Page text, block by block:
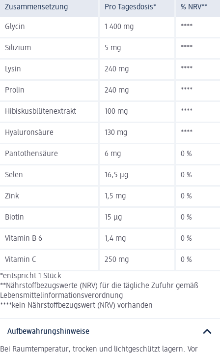
Zusammensetzung Pro Tagesdosis* % NRV**
Glycin 1 400 mg ****
Silizium 5 mg ****
Lysin 240 mg ****
Prolin 240 mg ****
Hibiskusblütenextrakt 100 mg ****
Hyaluronsäure 130 mg ****
Pantothensäure 6 mg 0 %
Selen 16,5 µg 0 %
Zink 1,5 mg 0 %
Biotin 15 µg 0 %
Vitamin B 6 1,4 mg 0 %
Vitamin C 250 mg 0 %
*entspricht 1 Stück
**Nährstoffbezugswerte (NRV) für die tägliche Zufuhr gemäß
Lebensmittelinformationsverordnung
****kein Nährstoffbezugswert (NRV) vorhanden
Aufbewahrungshinweise
Bei Raumtemperatur, trocken und lichtgeschützt lagern. Vor